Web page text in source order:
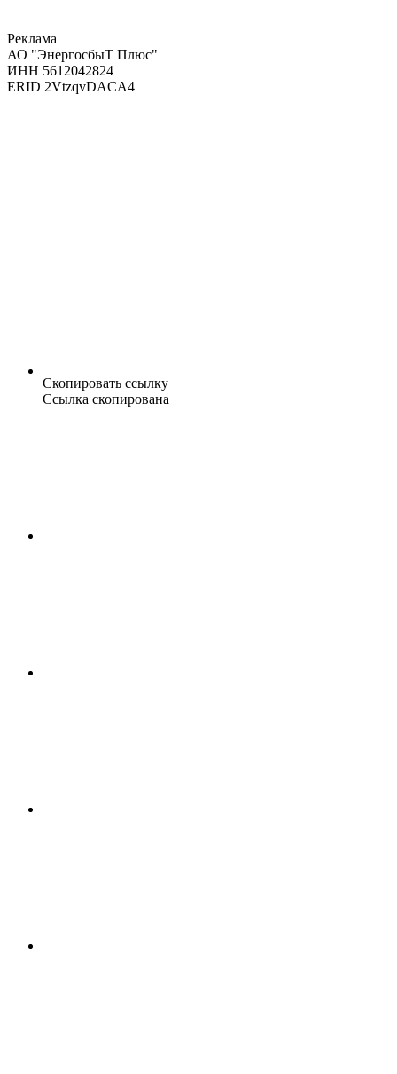
Реклама
АО "ЭнергосбыТ Плюс"
ИНН 5612042824
ERID 2VtzqvDACA4
Скопировать ссылку
Ссылка скопирована